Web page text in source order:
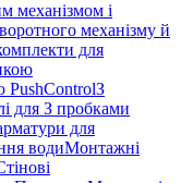
механізмом і
механізму й
для
PushControlЗ
для З пробками
для
водиМонтажні